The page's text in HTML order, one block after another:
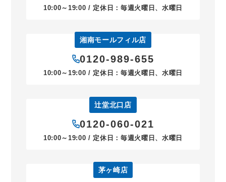
10:00～19:00 / 定休日：毎週火曜日、水曜日
湘南モールフィル店
0120-989-655
10:00～19:00 / 定休日：毎週火曜日、水曜日
辻堂北口店
0120-060-021
10:00～19:00 / 定休日：毎週火曜日、水曜日
茅ヶ崎店